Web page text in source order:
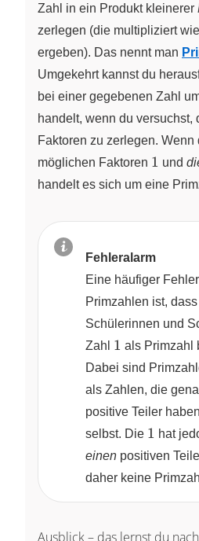
Zahl in ein Produkt kleinerer
zerlegen (die multipliziert
ergeben). Das nennt man
Umgekehrt kannst du
bei einer gegebenen Zahl
handelt, wenn du versuchst,
Faktoren zu zerlegen. Wenn
möglichen Faktoren 1
1 und
handelt es sich um eine
Fehleralarm
Eine häufiger
Primzahlen ist, dass
Schülerinnen und
Zahl 1
1 als Primzahl
Dabei sind
als Zahlen, die
positive Teiler
selbst. Die 1
1 hat
einen positiven
daher keine
Ausblick – das lernst du nach